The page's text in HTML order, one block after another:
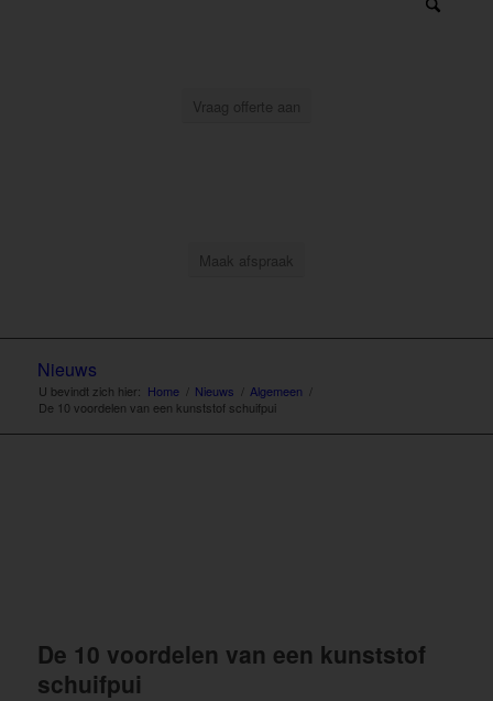
Vraag offerte aan
Maak afspraak
Nieuws
U bevindt zich hier: Home Nieuws Algemeen
De 10 voordelen van een kunststof schuifpui
De 10 voordelen van een kunststof
schuifpui